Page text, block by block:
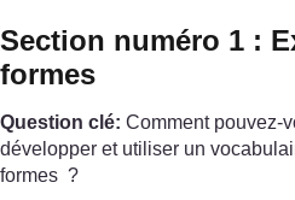
Section numéro 1 :
formes
Question clé: Comment pouvez-
développer et utiliser un
formes ?